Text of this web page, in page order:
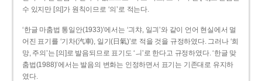
수 있지만 [의]가 원칙이므로 ‘의’로 적는다.
‘한글 마춤법 통일안(1933)’에서는 ‘긔챠, 일긔’와 같이 언어 현실에서 멀
어진 표기를 ‘기차(汽車), 일기(日氣)’로 적을 것을 규정하였다. 그러나 ‘희
망, 주의’는 [의]로 발음되므로 표기도 ‘ㅢ’로 한다고 규정하였다. ‘한글 맞
춤법(1988)’에서는 발음의 변화는 인정하면서 표기는 기존대로 유지하
였다.